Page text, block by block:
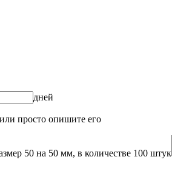
дней
просто опишите его
50 на 50 мм, в количестве 100 штук